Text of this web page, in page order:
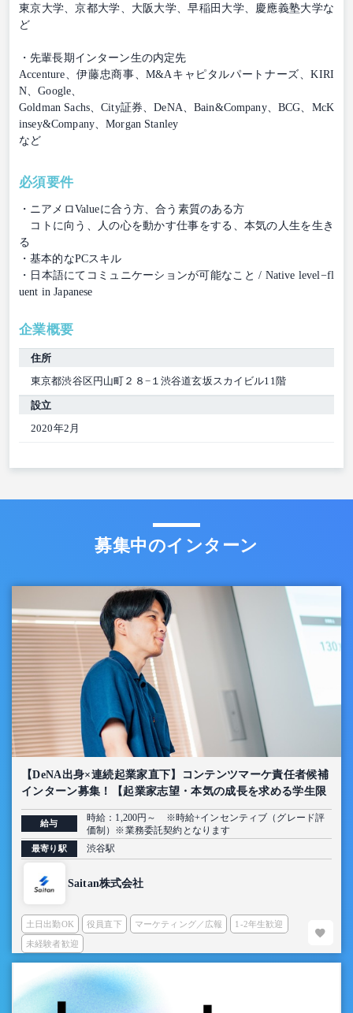
東京⼤学、京都⼤学、⼤阪⼤学、早稲⽥⼤学、慶應義塾⼤学な
ど
・先輩⻑期インターン⽣の内定先
Accenture、伊藤忠商事、M&Aキャピタルパートナーズ、KIRI
N、Google、
Goldman Sachs、City証券、DeNA、Bain&Company、BCG、McK
insey&Company、Morgan Stanley
など
必須要件
・ニアメロValueに合う⽅、合う素質のある⽅
コトに向う、⼈の⼼を動かす仕事をする、本気の⼈⽣を⽣き
る
・基本的なPCスキル
・⽇本語にてコミュニケーションが可能なこと / Native level−fl
uent in Japanese
企業概要
住所
東京都渋谷区円山町２８−１渋谷道玄坂スカイビル11階
設立
2020年2月
募集中のインターン
【DeNA出身×連続起業家直下】コンテンツマーケ責任者候補
インターン募集！【起業家志望・本気の成長を求める学生限
定】
給与
時給：1,200円～ ※時給+インセンティブ（グレード評
価制）※業務委託契約となります
最寄り駅 渋谷駅
Saitan株式会社
土日出勤OK 役員直下 マーケティング／広報 1-2年生歓迎
未経験者歓迎